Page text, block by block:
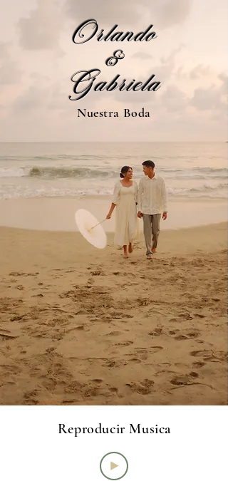
Orlando
&
Gabriela
Nuestra Boda
Reproducir Musica